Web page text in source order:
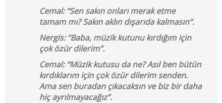
Cemal: “Sen sakın onları merak etme
tamam mı? Sakın aklın dışarıda kalmasın”.
Nergis: “Baba, müzik kutunu kırdığım için
çok özür dilerim”.
Cemal: “Müzik kutusu da ne? Asıl ben bütün
kırdıklarım için çok özür dilerim senden.
Ama sen buradan çıkacaksın ve biz bir daha
hiç ayrılmayacağız”.